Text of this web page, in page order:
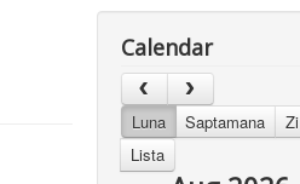
Calendar
Luna Saptamana
Zi
Lista